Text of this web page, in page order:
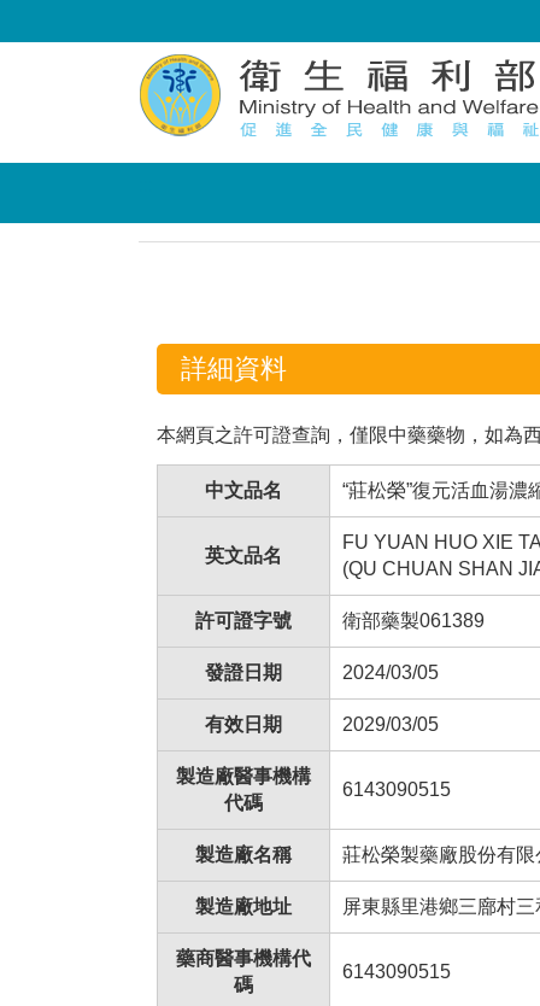
詳細資料
本網頁之許可證查詢，僅限中藥藥物，如為
中文品名 “莊松榮”復元活血湯濃
英文品名
FU YUAN HUO XIE
(QU CHUAN SHAN
許可證字號 衛部藥製061389
發證日期 2024/03/05
有效日期 2029/03/05
製造廠醫事機構
代碼
6143090515
製造廠名稱 莊松榮製藥廠股份有
製造廠地址 屏東縣里港鄉三廍村
藥商醫事機構代
碼
6143090515